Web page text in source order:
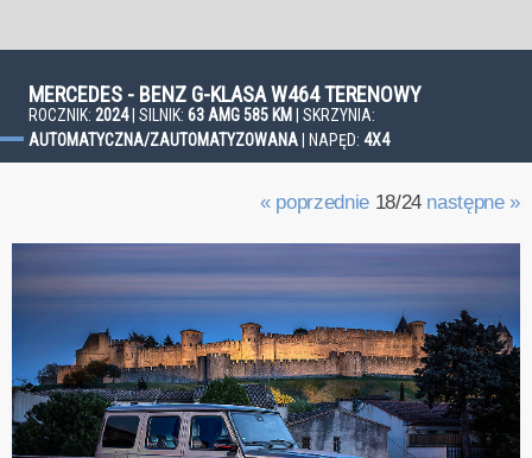
MERCEDES - BENZ G-KLASA W464 TERENOWY
ROCZNIK: 2024| SILNIK: 63 AMG 585 KM
| SKRZYNIA:
AUTOMATYCZNA/ZAUTOMATYZOWANA | NAPĘD: 4X4
« poprzednie18/24 następne »